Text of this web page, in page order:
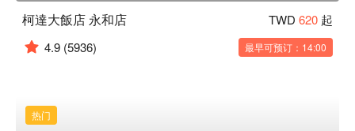
柯達大飯店 永和店 TWD 620 起
4.9 (5936) 最早可预订：14:00
热门